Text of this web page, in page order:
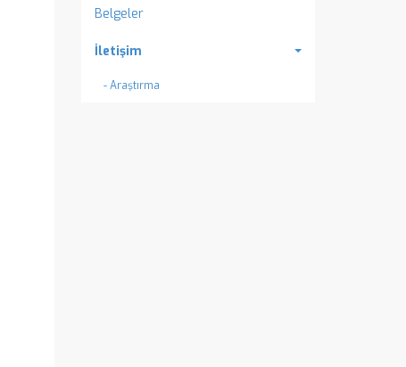
Belgeler
İletişim
- Araştırma